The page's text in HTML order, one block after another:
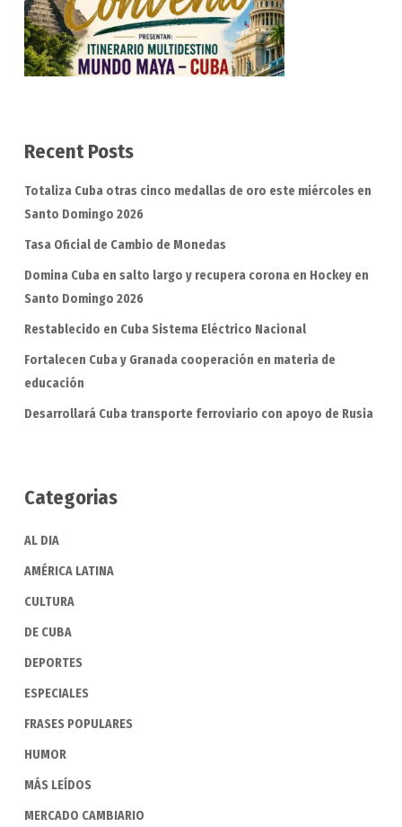
Recent Posts
Totaliza Cuba otras cinco medallas de oro este miércoles en
Santo Domingo 2026
Tasa Oficial de Cambio de Monedas
Domina Cuba en salto largo y recupera corona en Hockey en
Santo Domingo 2026
Restablecido en Cuba Sistema Eléctrico Nacional
Fortalecen Cuba y Granada cooperación en materia de
educación
Desarrollará Cuba transporte ferroviario con apoyo de Rusia
Categorias
AL DIA
AMÉRICA LATINA
CULTURA
DE CUBA
DEPORTES
ESPECIALES
FRASES POPULARES
HUMOR
MÁS LEÍDOS
MERCADO CAMBIARIO